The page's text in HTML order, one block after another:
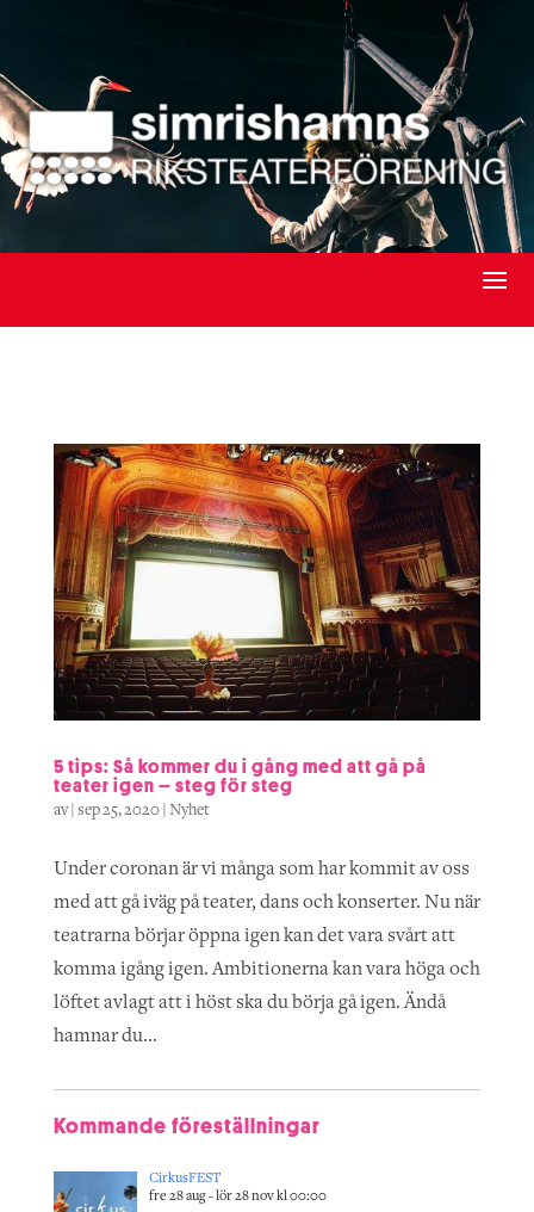
5 tips: Så kommer du i gång med att gå på
teater igen – steg för steg
av sep 25, 2020| Nyhet
Under coronan är vi många som har kommit av oss
med att gå iväg på teater, dans och konserter. Nu när
teatrarna börjar öppna igen kan det vara svårt att
komma igång igen. Ambitionerna kan vara höga och
löftet avlagt att i höst ska du börja gå igen. Ändå
hamnar du...
Kommande föreställningar
CirkusFEST
fre 28 aug - lör 28 nov kl 00:00